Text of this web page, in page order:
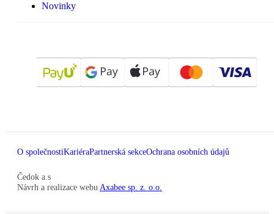
Novinky
O společnostiKariéraPartnerská sekceOchrana osobních údajů
Čedok a.s
Návrh a realizace webu Axabee sp. z. o.o.